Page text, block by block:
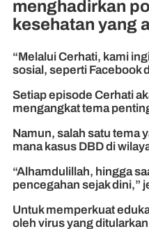
menghadirkan
kesehatan yang
“Melalui Cerhati, kami
sosial, seperti Facebook
Setiap episode Cerhati
mengangkat tema
Namun, salah satu tema
mana kasus DBD di
“Alhamdulillah, hingga
pencegahan sejak dini,”
Untuk memperkuat
oleh virus yang